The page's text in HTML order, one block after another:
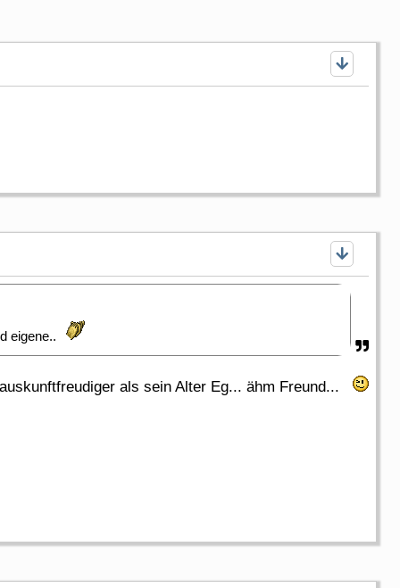
eigene..
als sein Alter Eg... ähm Freund...